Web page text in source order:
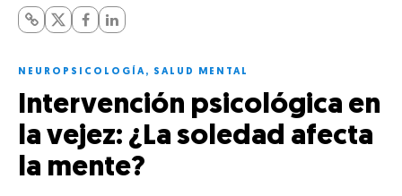
NEUROPSICOLOGÍA, SALUD MENTAL
Intervención psicológica en
la vejez: ¿La soledad afecta
la mente?